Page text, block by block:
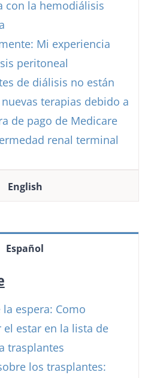
con la hemodiálisis
Mi experiencia
peritoneal
de diálisis no están
terapias debido a
de pago de Medicare
renal terminal
English
Español
la espera: Como
el estar en la lista de
trasplantes
los trasplantes: